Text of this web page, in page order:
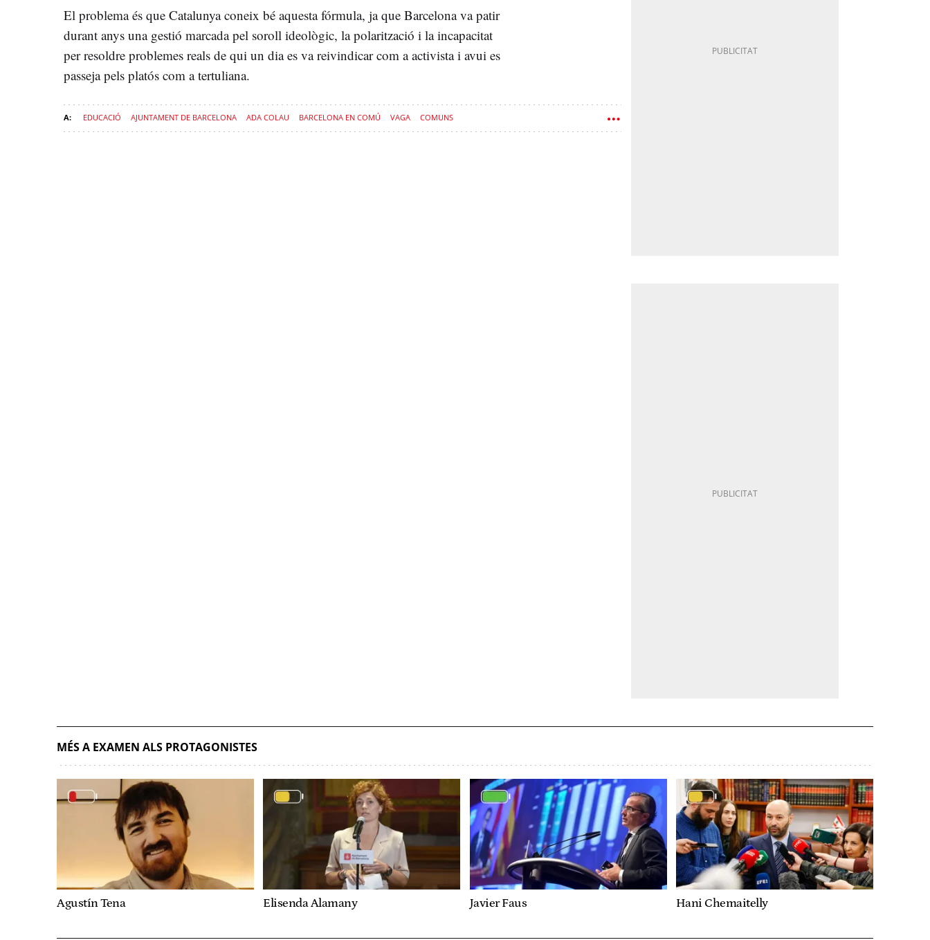
El problema és que Catalunya coneix bé aquesta fórmula, ja que Barcelona va patir
durant anys una gestió marcada pel soroll ideològic, la polarització i la incapacitat
per resoldre problemes reals de qui un dia es va reivindicar com a activista i avui es
passeja pels platós com a tertuliana.
EDUCACIÓ AJUNTAMENT DE BARCELONA ADA COLAU BARCELONA EN COMÚ VAGA COMUNS
MÉS A EXAMEN ALS PROTAGONISTES
Agustín Tena Elisenda Alamany Javier Faus Hani Chemaitelly